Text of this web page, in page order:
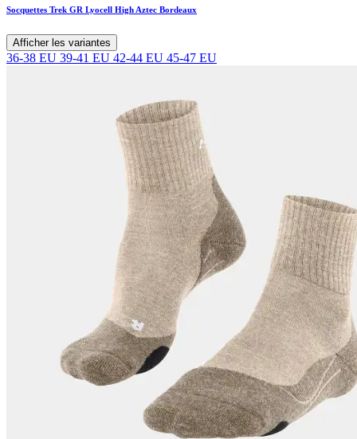
Socquettes Trek GR Lyocell High Aztec Bordeaux
Afficher les variantes
36-38 EU 39-41 EU 42-44 EU 45-47 EU